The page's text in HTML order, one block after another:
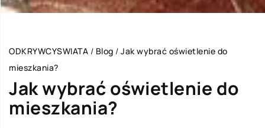
ODKRYWCYSWIATA / Blog / Jak wybrać oświetlenie do
mieszkania?
Jak wybrać oświetlenie do
mieszkania?